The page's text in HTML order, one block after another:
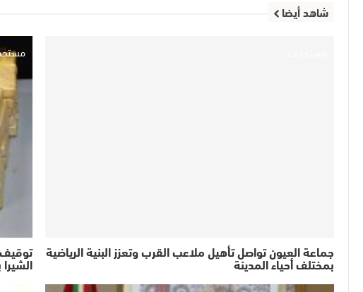
شاهد أيضا
جماعة العيون تواصل تأهيل ملاعب القرب وتعزز البنية الرياضية
بمختلف أحياء المدينة